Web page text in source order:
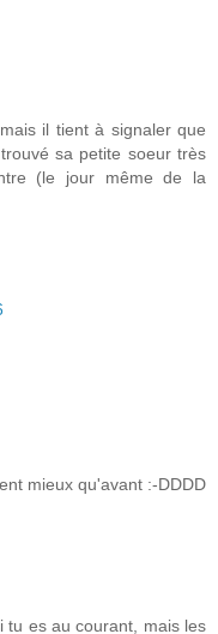
il tient à signaler que
sa petite soeur très
(le jour même de la
mieux qu'avant :-DDDD
tu es au courant, mais les